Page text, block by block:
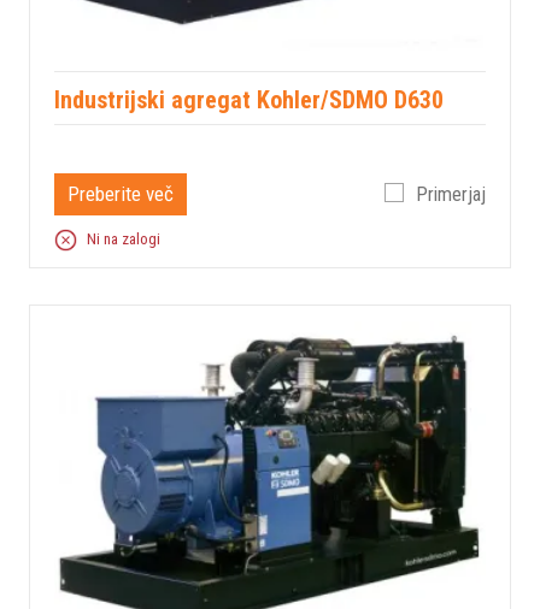
Industrijski agregat Kohler/SDMO D630
Preberite več Primerjaj
Ni na zalogi